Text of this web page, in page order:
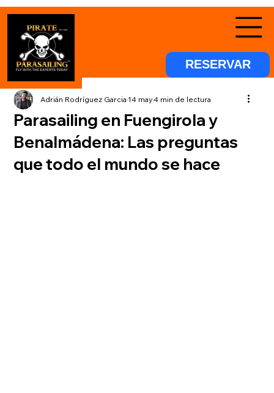
RESERVAR
Parasailing en Fuengirola y
Benalmádena: Las preguntas
que todo el mundo se hace
Adrián Rodríguez Garcia14 may4 min de lectura